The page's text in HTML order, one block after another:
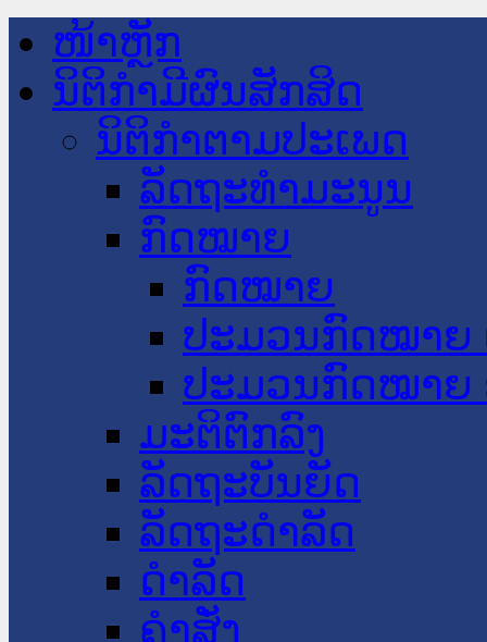
ໜ້າຫຼັກ
ນິຕິກໍາມີຜົນສັກສິດ
ນິຕິກໍາຕາມປະເພດ
ລັດຖະທໍາມະນູນ
ກົດໝາຍ
ກົດໝາຍ
ປະມວນກົດໝາຍ
ປະມວນກົດໝາຍ
ມະຕິຕົກລົງ
ລັດຖະບັນຍັດ
ລັດຖະດໍາລັດ
ດໍາລັດ
ຄໍາສັ່ງ